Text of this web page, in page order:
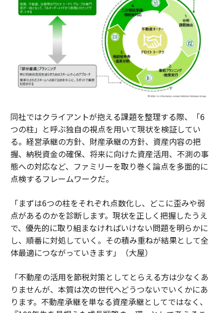
同社ではクライアントが抱える課題を整理する際、「6
つの柱」と呼ぶ独自の視点を用いて現状を検証してい
る。経営承継の方針、財産承継の方針、資産内容の把
握、納税資金の確保、将来に向けた資産活用、不測の事
態への対応など、ファミリーを取り巻く論点を多面的に
点検するフレームワークだ。
「まずは6つの柱をそれぞれ点数化し、どこに歪みや弱
点があるのかを診断します。現状を正しく把握したうえ
で、優先的に取り組まなければいけない問題を明らかに
し、順番に対処していく。その積み重ねが結果として全
体最適につながっていきます」（大屋）
「不動産の活用を節税対策としてとらえる方は少なくあ
りませんが、本質は次の世代へどうつないでいくかにあ
ります。不動産承継を単なる資産承継としてではなく、